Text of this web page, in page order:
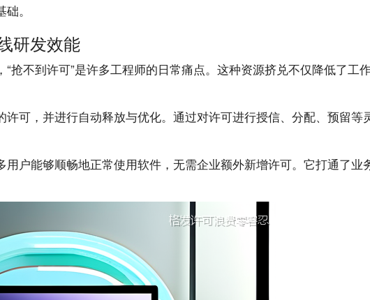
。
研发效能
抢不到许可”是许多工程师的日常痛点。这种资源挤兑不仅降低了工
可，并进行自动释放与优化。通过对许可进行授信、分配、预留等
户能够顺畅地正常使用软件，无需企业额外新增许可。它打通了业